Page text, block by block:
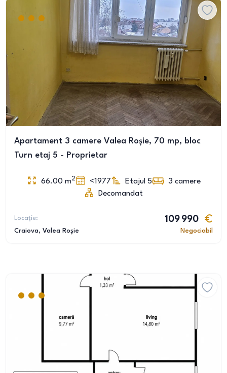
Apartament 3 camere Valea Roșie, 70 mp, bloc
Turn etaj 5 - Proprietar
66.00 m2 <1977 Etajul 5 3 camere
Decomandat
Locație:
Craiova, Valea Roșie
109 990
Negociabil